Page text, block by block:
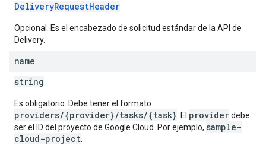
DeliveryRequestHeader
Opcional. Es el encabezado de solicitud estándar de la API de
Delivery.
name
string
Es obligatorio. Debe tener el formato
providers/{provider}/tasks/{task} . El providerdebe
ser el ID del proyecto de Google Cloud. Por ejemplo, sample-
cloud-project